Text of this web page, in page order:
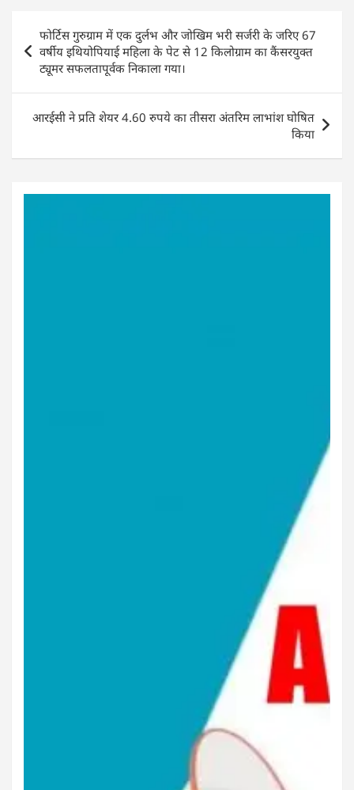
p
p o
k
Post
navigation
फोर्टिस गुरुग्राम में एक दुर्लभ और जोखिम भरी सर्जरी के जरिए 67
वर्षीय इथियोपियाई महिला के पेट से 12 किलोग्राम का कैंसरयुक्त
ट्यूमर सफलतापूर्वक निकाला गया।
आरईसी ने प्रति शेयर 4.60 रुपये का तीसरा अंतरिम लाभांश घोषित
किया